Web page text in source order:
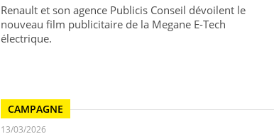
Renault et son agence Publicis Conseil dévoilent le
nouveau film publicitaire de la Megane E-Tech
électrique.
CAMPAGNE
13/03/2026